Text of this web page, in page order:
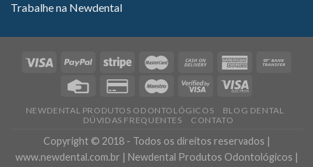
Trabalhe na Newdental
NEWDENTAL PRODUTOS ODONTOLÓGICOS
BLOG DENTAL
DÚVIDAS FREQUENTES
CONTATO
Copyright © 2018 - Todos os direitos reservados |
www.newdental.com.br | Newdental Produtos Odontológicos |